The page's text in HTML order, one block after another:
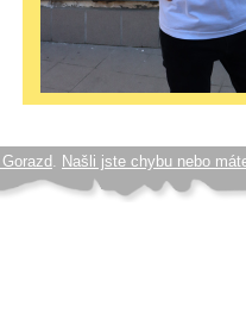
. Našli jste chybu nebo